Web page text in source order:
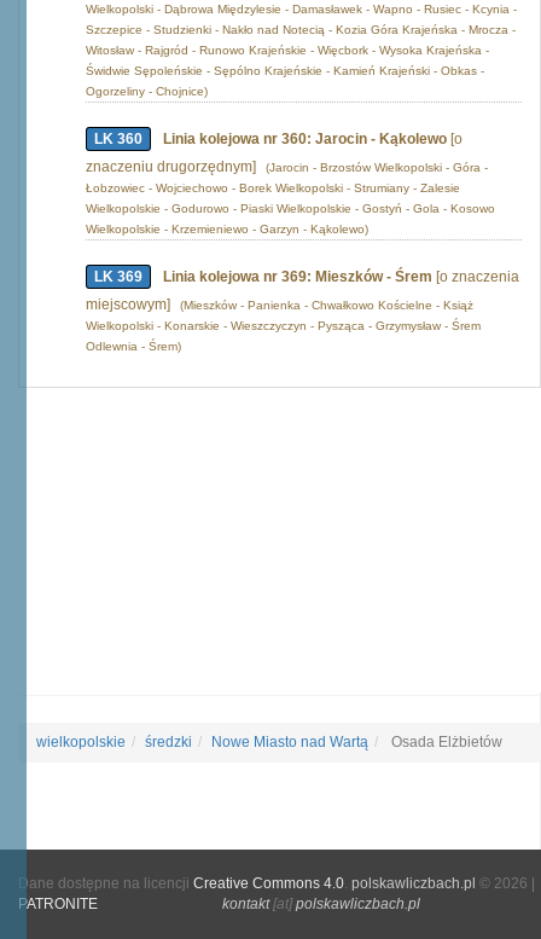
Wielkopolski - Dąbrowa Międzylesie - Damasławek - Wapno - Rusiec - Kcynia -
Szczepice - Studzienki - Nakło nad Notecią - Kozia Góra Krajeńska - Mrocza -
Witosław - Rajgród - Runowo Krajeńskie - Więcbork - Wysoka Krajeńska -
Świdwie Sępoleńskie - Sępólno Krajeńskie - Kamień Krajeński - Obkas -
Ogorzeliny - Chojnice)
LK 360 Linia kolejowa nr 360: Jarocin - Kąkolewo [o
znaczeniu drugorzędnym]
(Jarocin - Brzostów Wielkopolski - Góra -
Łobzowiec - Wojciechowo - Borek Wielkopolski - Strumiany - Zalesie
Wielkopolskie - Godurowo - Piaski Wielkopolskie - Gostyń - Gola - Kosowo
Wielkopolskie - Krzemieniewo - Garzyn - Kąkolewo)
LK 369 Linia kolejowa nr 369: Mieszków - Śrem [o znaczenia
miejscowym]
(Mieszków - Panienka - Chwałkowo Kościelne - Książ
Wielkopolski - Konarskie - Wieszczyczyn - Pysząca - Grzymysław - Śrem
Odlewnia - Śrem)
wielkopolskie średzki Nowe Miasto nad Wartą Osada Elżbietów
Dane dostępne na licencji Creative Commons 4.0. polskawliczbach.pl © 2026 |
PATRONITE
kontakt[at]polskawliczbach.pl